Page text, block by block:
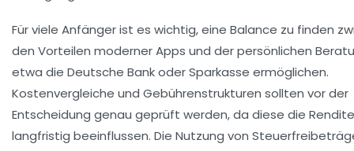
Für viele Anfänger ist es wichtig, eine Balance zu finden
den Vorteilen moderner Apps und der persönlichen
etwa die Deutsche Bank oder Sparkasse ermöglichen.
Kostenvergleiche und Gebührenstrukturen sollten vor der
Entscheidung genau geprüft werden, da diese die Rendite
langfristig beeinflussen. Die Nutzung von